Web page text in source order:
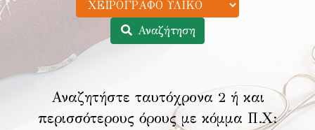
Αναζήτηση
Αναζητήστε ταυτόχρονα 2 ή και
περισσότερους όρους με κόμμα Π.Χ: